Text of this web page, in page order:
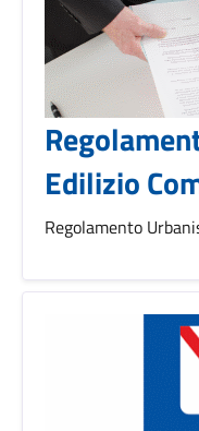
Edilizio
Regolamento